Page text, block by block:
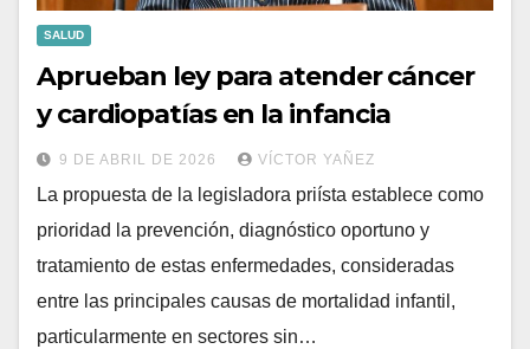
SALUD
Aprueban ley para atender cáncer
y cardiopatías en la infancia
9 DE ABRIL DE 2026 VÍCTOR YAÑEZ
La propuesta de la legisladora priísta establece como
prioridad la prevención, diagnóstico oportuno y
tratamiento de estas enfermedades, consideradas
entre las principales causas de mortalidad infantil,
particularmente en sectores sin…